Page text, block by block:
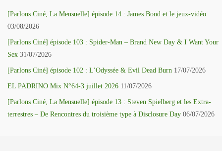
[Parlons Ciné, La Mensuelle] épisode 14 : James Bond et le jeux-vidéo
03/08/2026
[Parlons Ciné] épisode 103 : Spider-Man – Brand New Day & I Want Your
Sex 31/07/2026
[Parlons Ciné] épisode 102 : L’Odyssée & Evil Dead Burn 17/07/2026
EL PADRINO Mix N°64-3 juillet 2026 11/07/2026
[Parlons Ciné, La Mensuelle] épisode 13 : Steven Spielberg et les Extra-
terrestres – De Rencontres du troisième type à Disclosure Day 06/07/2026